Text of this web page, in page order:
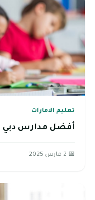
تعليم الامارات
أفضل مدارس دبي
📅 2 مارس 2025